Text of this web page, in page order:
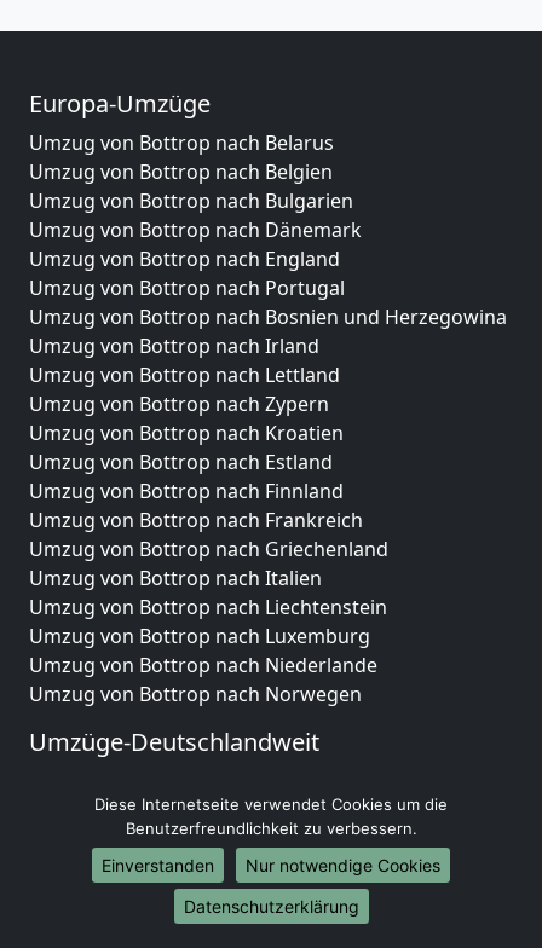
Europa-Umzüge
Umzug von Bottrop nach Belarus
Umzug von Bottrop nach Belgien
Umzug von Bottrop nach Bulgarien
Umzug von Bottrop nach Dänemark
Umzug von Bottrop nach England
Umzug von Bottrop nach Portugal
Umzug von Bottrop nach Bosnien und Herzegowina
Umzug von Bottrop nach Irland
Umzug von Bottrop nach Lettland
Umzug von Bottrop nach Zypern
Umzug von Bottrop nach Kroatien
Umzug von Bottrop nach Estland
Umzug von Bottrop nach Finnland
Umzug von Bottrop nach Frankreich
Umzug von Bottrop nach Griechenland
Umzug von Bottrop nach Italien
Umzug von Bottrop nach Liechtenstein
Umzug von Bottrop nach Luxemburg
Umzug von Bottrop nach Niederlande
Umzug von Bottrop nach Norwegen
Umzüge-Deutschlandweit
Umzug von Bottrop nach Hamburg
Umzug von Bottrop nach München
Umzug von Bottrop nach Köln
Umzug von Bottrop nach Frankfurt am Main
Umzug von Bottrop nach Stuttgart
Diese Internetseite verwendet Cookies um die
Benutzerfreundlichkeit zu verbessern.
Einverstanden
Nur notwendige Cookies
Datenschutzerklärung